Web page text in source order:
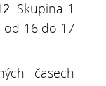
. Skupina 1
od 16 do 17
časech